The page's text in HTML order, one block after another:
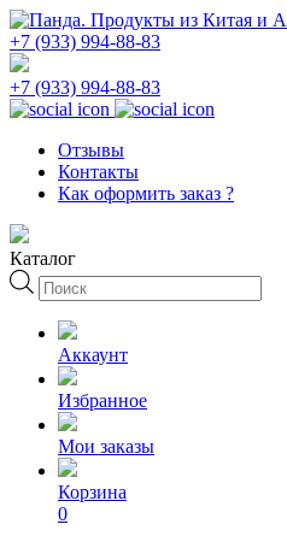
+7 (933) 994-88-83
+7 (933) 994-88-83
Отзывы
Контакты
Как оформить заказ ?
Каталог
Поиск
товаров
Аккаунт
Избранное
Мои заказы
Корзина
0